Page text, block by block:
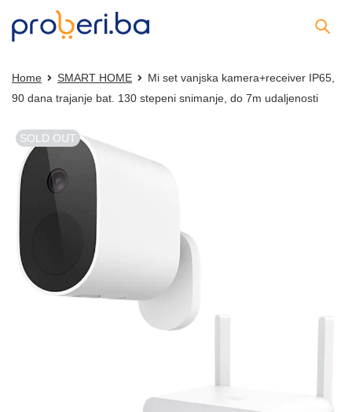
Home SMART HOME
Mi set vanjska kamera+receiver IP65,
90 dana trajanje bat. 130 stepeni snimanje, do 7m udaljenosti
SOLD OUT